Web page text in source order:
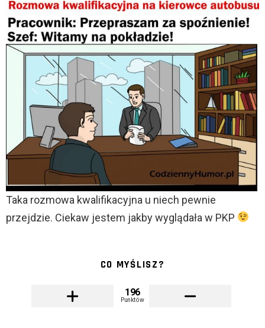
Taka rozmowa kwalifikacyjna u niech pewnie
przejdzie. Ciekaw jestem jakby wyglądała w PKP
CO MYŚLISZ?
196
Punktów